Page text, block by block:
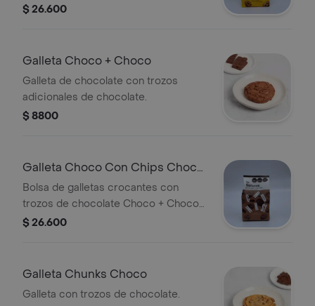
$ 26.600
Galleta Choco + Choco
Galleta de chocolate con trozos
adicionales de chocolate.
$ 8800
Galleta Choco Con Chips Choco
(PQ x 12)
Bolsa de galletas crocantes con
trozos de chocolate Choco + Choco
(220 g).
$ 26.600
Galleta Chunks Choco
Galleta con trozos de chocolate.